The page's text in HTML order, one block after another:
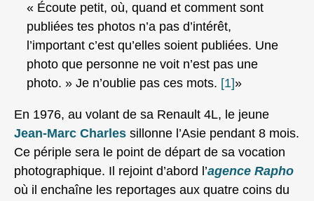
« Écoute petit, où, quand et comment sont
publiées tes photos n’a pas d’intérêt,
l’important c’est qu’elles soient publiées. Une
photo que personne ne voit n’est pas une
photo. » Je n’oublie pas ces mots. [1]»
En 1976, au volant de sa Renault 4L, le jeune
Jean-Marc Charles sillonne l’Asie pendant 8 mois.
Ce périple sera le point de départ de sa vocation
photographique. Il rejoint d’abord l’agence Rapho
où il enchaîne les reportages aux quatre coins du